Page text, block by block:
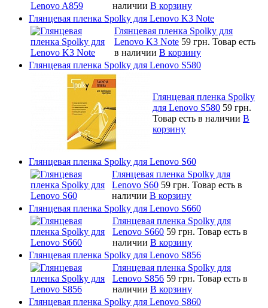
наличии В корзину
Глянцевая пленка Spolky для Lenovo K3 Note
Глянцевая пленка Spolky для
Lenovo K3 Note 59 грн. Товар есть
в наличии В корзину
Глянцевая пленка Spolky для Lenovo S580
Глянцевая пленка Spolky
для Lenovo S580 59 грн.
Товар есть в наличии В
корзину
Глянцевая пленка Spolky для Lenovo S60
Глянцевая пленка Spolky для
Lenovo S60 59 грн. Товар есть в
наличии В корзину
Глянцевая пленка Spolky для Lenovo S660
Глянцевая пленка Spolky для
Lenovo S660 59 грн. Товар есть в
наличии В корзину
Глянцевая пленка Spolky для Lenovo S856
Глянцевая пленка Spolky для
Lenovo S856 59 грн. Товар есть в
наличии В корзину
Глянцевая пленка Spolky для Lenovo S860